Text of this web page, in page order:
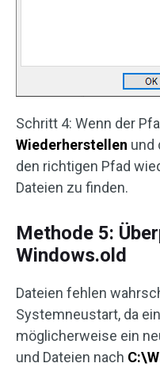
Schritt 4: Wenn der
Wiederherstellen und
den richtigen Pfad
Dateien zu finden.
Methode 5:
Windows.old
Dateien fehlen
Systemneustart, da
möglicherweise ein
und Dateien nach